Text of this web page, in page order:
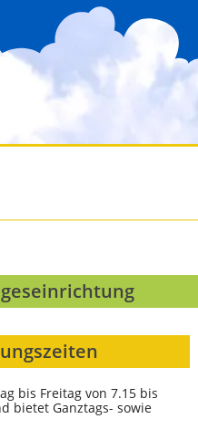
bis Freitag von 7.15 bis
bietet Ganztags- sowie